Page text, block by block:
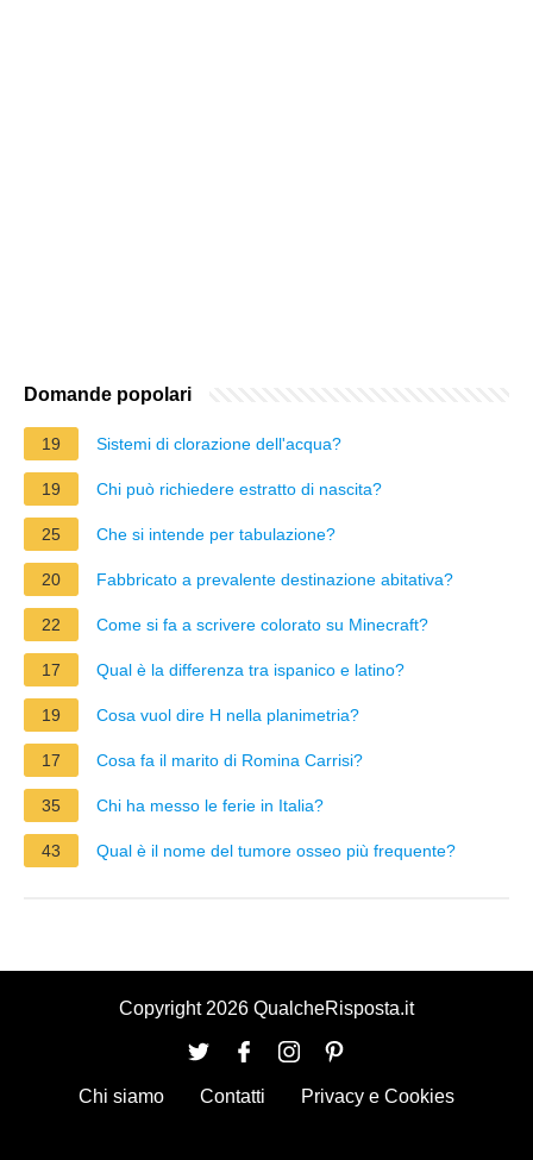
Domande popolari
19 Sistemi di clorazione dell'acqua?
19 Chi può richiedere estratto di nascita?
25 Che si intende per tabulazione?
20 Fabbricato a prevalente destinazione abitativa?
22 Come si fa a scrivere colorato su Minecraft?
17 Qual è la differenza tra ispanico e latino?
19 Cosa vuol dire H nella planimetria?
17 Cosa fa il marito di Romina Carrisi?
35 Chi ha messo le ferie in Italia?
43 Qual è il nome del tumore osseo più frequente?
Copyright 2026 QualcheRisposta.it
Chi siamo Contatti Privacy e Cookies